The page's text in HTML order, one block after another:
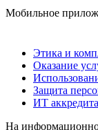
Мобильное
Этика и
Оказание
Защита
ИТ
На